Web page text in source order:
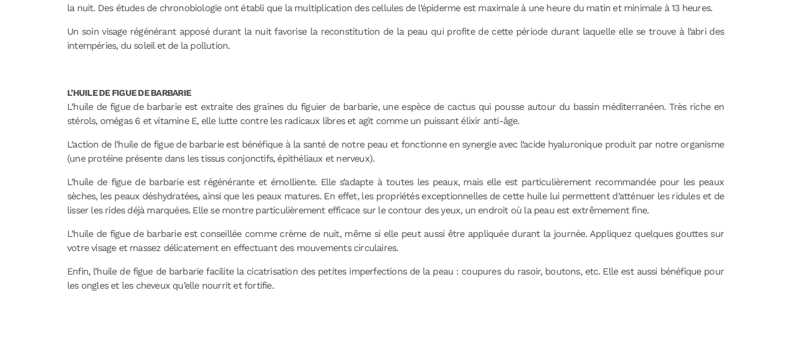
la nuit. Des études de chronobiologie ont établi que la multiplication des cellules de l’épiderme est maximale à une heure du matin et minimale à 13 heures.
Un soin visage régénérant apposé durant la nuit favorise la reconstitution de la peau qui profite de cette période durant laquelle elle se trouve à l’abri des
intempéries, du soleil et de la pollution.
L’HUILE DE FIGUE DE BARBARIE
L’huile de figue de barbarie est extraite des graines du figuier de barbarie, une espèce de cactus qui pousse autour du bassin méditerranéen. Très riche en
stérols, omégas 6 et vitamine E, elle lutte contre les radicaux libres et agit comme un puissant élixir anti-âge.
L’action de l’huile de figue de barbarie est bénéfique à la santé de notre peau et fonctionne en synergie avec l’acide hyaluronique produit par notre organisme
(une protéine présente dans les tissus conjonctifs, épithéliaux et nerveux).
L’huile de figue de barbarie est régénérante et émolliente. Elle s’adapte à toutes les peaux, mais elle est particulièrement recommandée pour les peaux
sèches, les peaux déshydratées, ainsi que les peaux matures. En effet, les propriétés exceptionnelles de cette huile lui permettent d’atténuer les ridules et de
lisser les rides déjà marquées. Elle se montre particulièrement efficace sur le contour des yeux, un endroit où la peau est extrêmement fine.
L’huile de figue de barbarie est conseillée comme crème de nuit, même si elle peut aussi être appliquée durant la journée. Appliquez quelques gouttes sur
votre visage et massez délicatement en effectuant des mouvements circulaires.
Enfin, l’huile de figue de barbarie facilite la cicatrisation des petites imperfections de la peau : coupures du rasoir, boutons, etc. Elle est aussi bénéfique pour
les ongles et les cheveux qu’elle nourrit et fortifie.